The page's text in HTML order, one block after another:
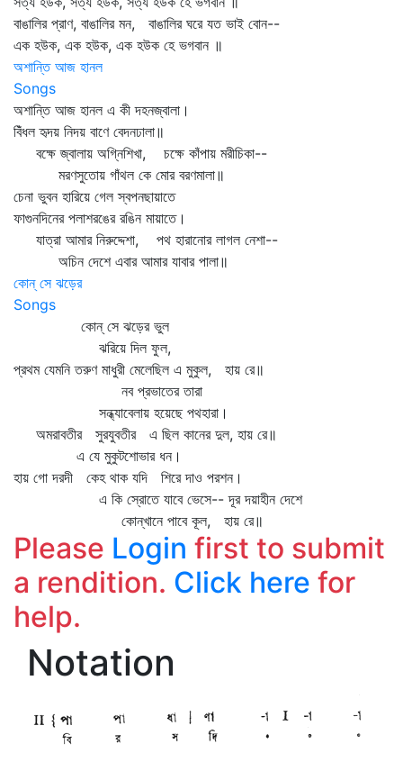
বাঙালির প্রাণ, বাঙালির মন, বাঙালির ঘরে যত ভাই বোন--
এক হউক, এক হউক, এক হউক হে ভগবান ॥
অশান্তি আজ হানল
Songs
অশান্তি আজ হানল এ কী দহনজ্বালা।
বিঁধল হৃদয় নিদয় বাণে বেদনঢালা॥
বক্ষে জ্বালায় অগ্নিশিখা, চক্ষে কাঁপায় মরীচিকা--
মরণসুতোয় গাঁথল কে মোর বরণমালা॥
চেনা ভুবন হারিয়ে গেল স্বপনছায়াতে
ফাগুনদিনের পলাশরঙের রঙিন মায়াতে।
যাত্রা আমার নিরুদ্দেশা, পথ হারানোর লাগল নেশা--
অচিন দেশে এবার আমার যাবার পালা॥
কোন্ সে ঝড়ের
Songs
কোন্‌ সে ঝড়ের ভুল
ঝরিয়ে দিল ফুল,
প্রথম যেমনি তরুণ মাধুরী মেলেছিল এ মুকুল, হায় রে॥
নব প্রভাতের তারা
সন্ধ্যাবেলায় হয়েছে পথহারা।
অমরাবতীর সুরযুবতীর এ ছিল কানের দুল, হায় রে॥
এ যে মুকুটশোভার ধন।
হায় গো দরদী কেহ থাক যদি শিরে দাও পরশন।
এ কি স্রোতে যাবে ভেসে-- দূর দয়াহীন দেশে
কোন্‌খানে পাবে কূল, হায় রে॥
Please Login first to submit
a rendition. Click here for
help.
Notation